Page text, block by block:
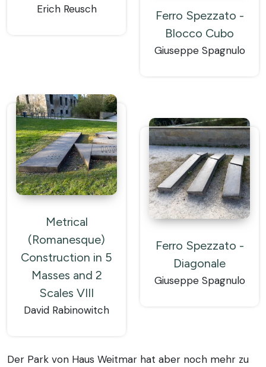
Erich Reusch
Ferro Spezzato -
Blocco Cubo
Giuseppe Spagnulo
Metrical
(Romanesque)
Construction in 5
Masses and 2
Scales VIII
David Rabinowitch
Ferro Spezzato -
Diagonale
Giuseppe Spagnulo
Der Park von Haus Weitmar hat aber noch mehr zu